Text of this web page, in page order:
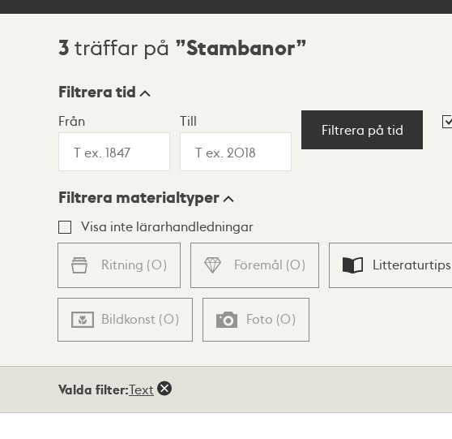
Sökresultat
3 träffar på Stambanor
Visningsläge
Lista Karta
Filtrera tid
Från Till
Filtrera på tid
Filtrera materialtyper
Visa inte lärarhandledningar
Ritning (0) Föremål (0) Litteraturtips
Bildkonst (0) Foto (0)
Valda filter:Text